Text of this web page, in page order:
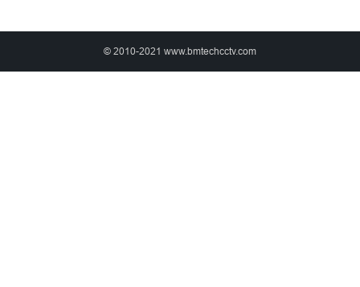
© 2010-2021 www.bmtechcctv.com